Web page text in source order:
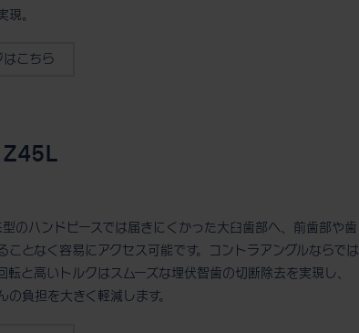
現。
はこちら
のハンドピースでは届きにくかった大臼歯部へ、前歯部や歯
ことなく容易にアクセス可能です。コントラアングルならでは
転と高いトルクはスムーズな埋伏智歯の切断除去を実現し、
の負担を大きく軽減します。